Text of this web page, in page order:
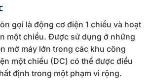
gọi là động cơ điện 1 chiều và hoạt
một chiều. Được sử dụng ở những
mở máy lớn trong các khu công
một chiều (DC) có thể được điều
định trong một phạm vi rộng.